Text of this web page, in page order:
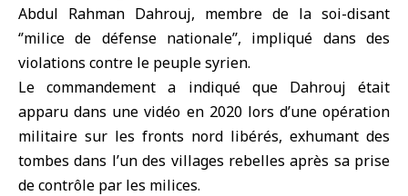
Abdul Rahman Dahrouj, membre de la soi-disant
‘’milice de défense nationale’’, impliqué dans des
violations contre le peuple syrien.
Le commandement a indiqué que Dahrouj était
apparu dans une vidéo en 2020 lors d’une opération
militaire sur les fronts nord libérés, exhumant des
tombes dans l’un des villages rebelles après sa prise
de contrôle par les milices.